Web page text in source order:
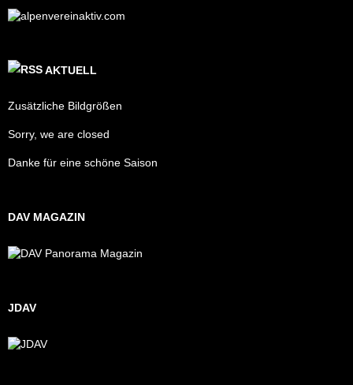
AKTUELL
Zusätzliche Bildgrößen
Sorry, we are closed
Danke für eine schöne Saison
DAV MAGAZIN
JDAV